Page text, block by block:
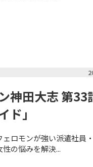
神田大志 第
ド」
ェロモンが強い派遣社員
の悩みを解決...